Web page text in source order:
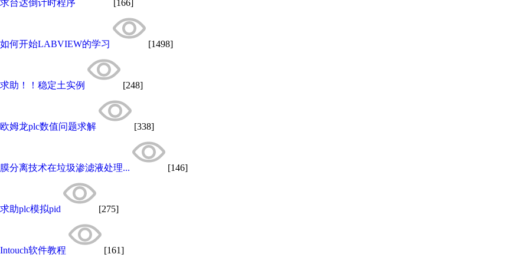
求台达倒计时程序 [166]
如何开始LABVIEW的学习 [1498]
求助！！稳定土实例 [248]
欧姆龙plc数值问题求解 [338]
膜分离技术在垃圾渗滤液处理... [146]
求助plc模拟pid [275]
Intouch软件教程 [161]